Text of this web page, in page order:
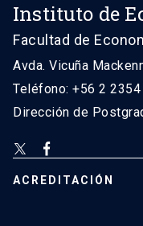
Instituto de
Facultad de
Avda. Vicuña
Teléfono: +56 2 2354
Dirección de
ACREDITACIÓN